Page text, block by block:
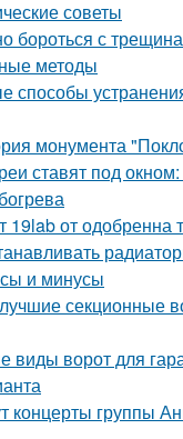
советы
бороться с
методы
способы
монумента
ставят под
19lab от одобренна
и минусы
секционные
виды ворот для
концерты группы